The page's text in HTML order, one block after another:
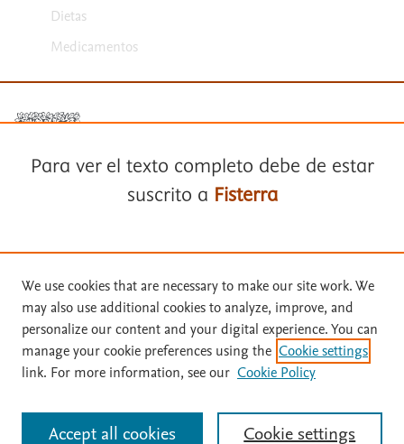
Dietas
Medicamentos
Política de privacidad
Copyright ©2026 Elsevier España SLU, sus licenciantes y
colaboradores. Se reservan todos los derechos, incluidos los de minería
de texto y datos, entrenamiento de IA y tecnologías similares. Página
Este sitio utiliza cookies.Cookie settings
Para ver el texto completo debe de estar
suscrito a Fisterra
Solicite una prueba gratuita
We use cookies that are necessary to make our site work. We
may also use additional cookies to analyze, improve, and
personalize our content and your digital experience. You can
manage your cookie preferences using the Cookie settings
link. For more information, see our Cookie Policy
Cookie settings
Accept all cookies